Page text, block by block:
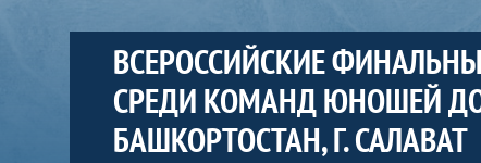
ВСЕРОССИЙСКИЕ
СРЕДИ КОМАНД ЮНОШЕЙ
БАШКОРТОСТАН, Г. САЛАВАТ